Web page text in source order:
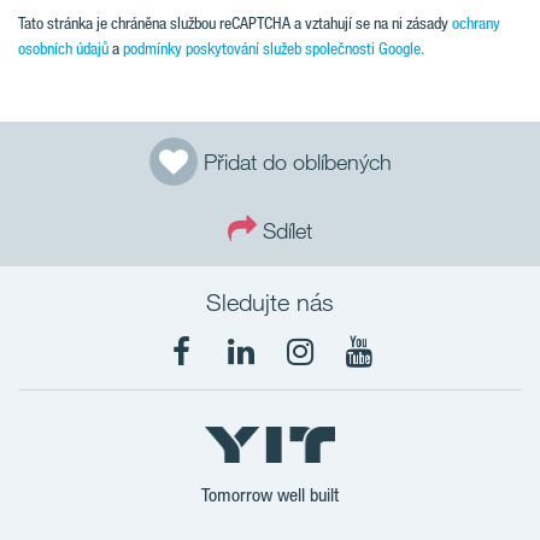
Přidat do oblíbených
Sdílet
Tato stránka je chráněna službou reCAPTCHA a vztahují se na ni zásadyochrany
osobních údajůapodmínky poskytování služeb společnosti Google.
Sledujte nás
Tomorrow well built